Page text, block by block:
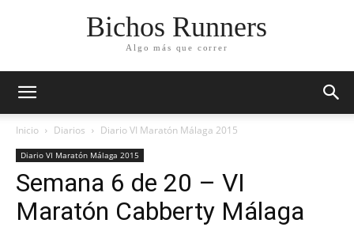
Bichos Runners
Algo más que correr
Inicio Diarios Diario VI Maratón Málaga 2015
Diario VI Maratón Málaga 2015
Semana 6 de 20 – VI
Maratón Cabberty Málaga